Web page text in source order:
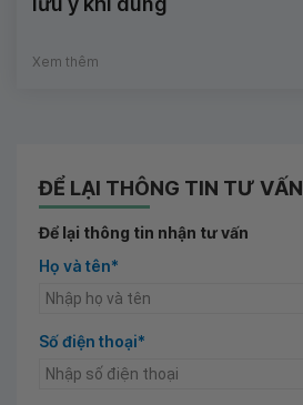
Xem thêm
ĐỂ LẠI THÔNG TIN TƯ VẤN
Để lại thông tin nhận tư vấn
Họ và tên*
Số điện thoại*